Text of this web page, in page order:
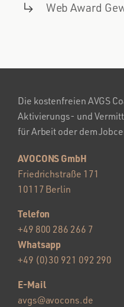
Web Award
Die kostenfreien AVGS
Aktivierungs- und
für Arbeit oder dem
AVOCONS GmbH
Friedrichstraße 171
10117 Berlin
Telefon
+49 800 286 266 7
Whatsapp
+49 (0)30 921 092 290
E-Mail
avgs@avocons.de